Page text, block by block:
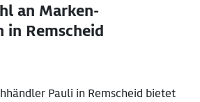
an Marken-
in Remscheid
Pauli in Remscheid bietet